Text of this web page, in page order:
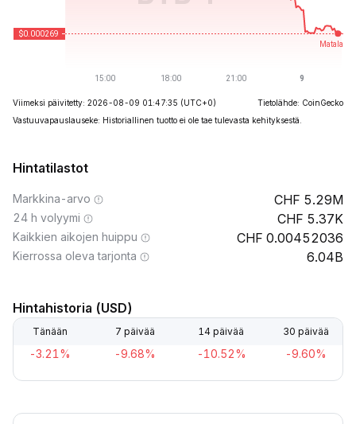
Viimeksi päivitetty: 2026-08-09 01:47:35 (UTC+0)
Tietolähde: CoinGecko
Vastuuvapauslauseke: Historiallinen tuotto ei ole tae tulevasta kehityksestä.
Hintatilastot
Markkina-arvo 5.29M
24 h volyymi 5.37K
Kaikkien aikojen huippu 0.00452036
Kierrossa oleva tarjonta 6.04B
Hintahistoria (USD)
Tänään 7 päivää 14 päivää 30 päivää
-3.21% -9.68% -10.52% -9.60%